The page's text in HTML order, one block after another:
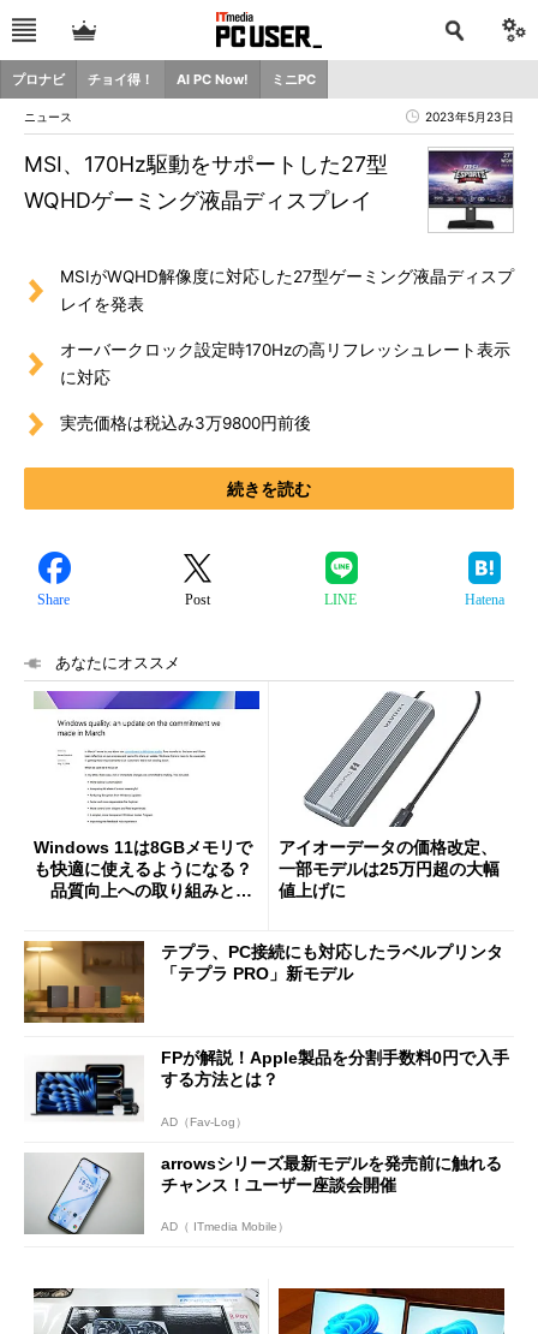
プロナビ チョイ得！ AI PC Now! ミニPC
ニュース 2023年5月23日
MSI、170Hz駆動をサポートした27型
WQHDゲーミング液晶ディスプレイ
MSIがWQHD解像度に対応した27型ゲーミング液晶ディスプ
レイを発表
オーバークロック設定時170Hzの高リフレッシュレート表示
に対応
実売価格は税込み3万9800円前後
続きを読む
Share Post LINE Hatena
あなたにオススメ
Windows 11は8GBメモリで
も快適に使えるようになる？
品質向上への取り組みと
アイオーデータの価格改定、
一部モデルは25万円超の大幅
値上げに
テプラ、PC接続にも対応したラベルプリンタ
「テプラ PRO」新モデル
FPが解説！Apple製品を分割手数料0円で入手
する方法とは？
AD（Fav-Log）
arrowsシリーズ最新モデルを発売前に触れる
チャンス！ユーザー座談会開催
AD（ ITmedia Mobile）